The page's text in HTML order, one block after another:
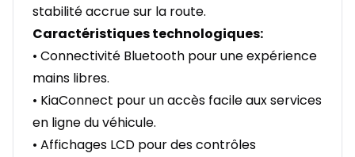
stabilité accrue sur la route.
Caractéristiques technologiques:
• Connectivité Bluetooth pour une expérience
mains libres.
• KiaConnect pour un accès facile aux services
en ligne du véhicule.
• Affichages LCD pour des contrôles